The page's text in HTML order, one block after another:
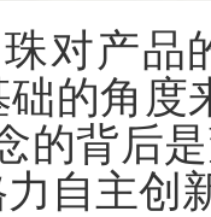
对产品
的角度
的背后
自主创